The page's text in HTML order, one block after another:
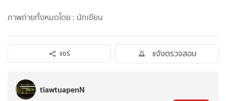
ภาพถ่ายทั้งหมดโดย : นักเขียน
แชร์ แจ้งตรวจสอบ
tiawtuapenN